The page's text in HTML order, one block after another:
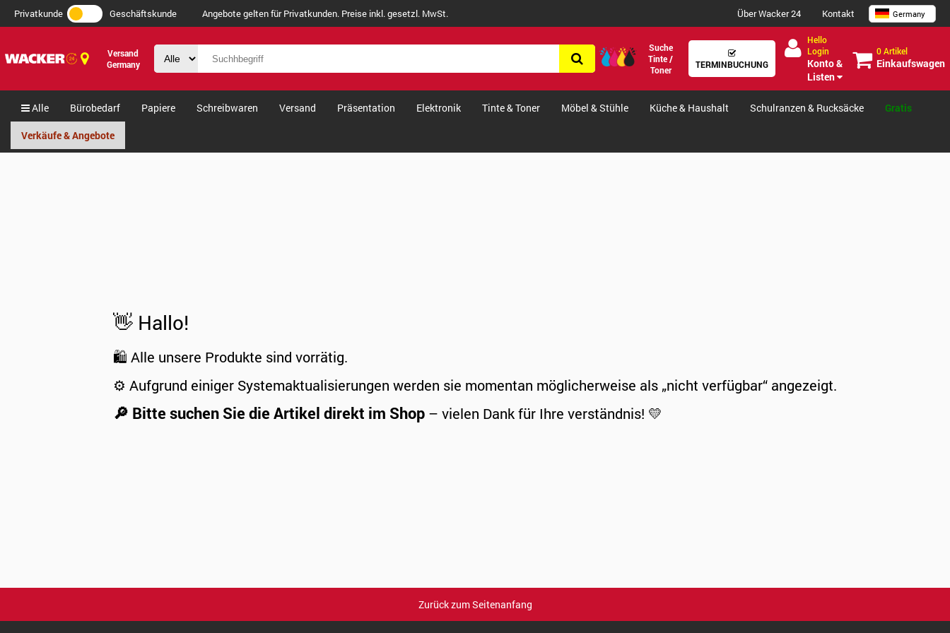
Privatkunde Geschäftskunde Angebote gelten für Privatkunden. Preise inkl. gesetzl. MwSt. Über Wacker 24 Kontakt Germany
Versand
Germany
Suche
Tinte /
Toner
TERMINBUCHUNG
Hello
Login
Konto &
Listen
0 Artikel
Einkaufswagen
Alle Bürobedarf Papiere Schreibwaren Versand Präsentation Elektronik Tinte & Toner Möbel & Stühle Küche & Haushalt Schulranzen & Rucksäcke Gratis
Verkäufe & Angebote
👋 Hallo!
🛍️ Alle unsere Produkte sind vorrätig.
⚙️ Aufgrund einiger Systemaktualisierungen werden sie momentan möglicherweise als „nicht verfügbar“ angezeigt.
🔎 Bitte suchen Sie die Artikel direkt im Shop – vielen Dank für Ihre verständnis! 💛
Zurück zum Seitenanfang